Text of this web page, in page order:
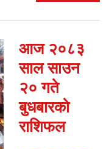
आज २०८३
साल साउन
२० गते
बुधबारको
राशिफल